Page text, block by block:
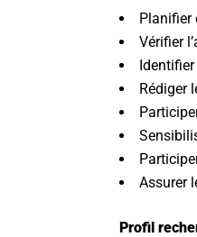
Planifier
Vérifier
Rédiger
Assurer
Profil